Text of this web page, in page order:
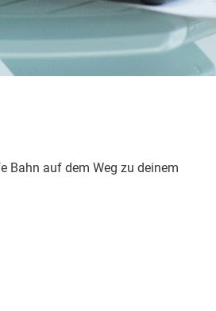
Bahn auf dem Weg zu deinem